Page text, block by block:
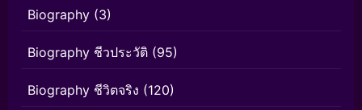
Biography (3)
Biography ชีวประวัติ (95)
Biography ชีวิตจริง (120)